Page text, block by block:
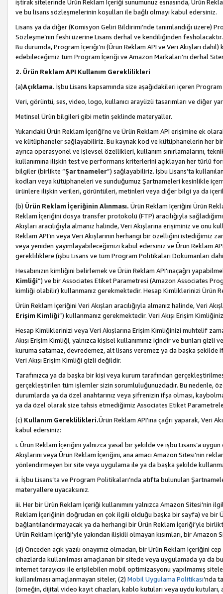
iştirak sitelerinde Ürün Reklam İçeriği sunumunuz esnasında, Ürün
ve bu lisans sözleşmelerinin koşulları ile bağlı olmayı kabul edersiniz.
Lisans ya da diğer (Komisyon Geliri Bildirimi’nde tanımlandığı üzere)
Sözleşme’nin feshi üzerine Lisans derhal ve kendiliğinden
Bu durumda, Program İçeriği’ni (Ürün Reklam API ve Veri Akışları
edebileceğimiz tüm Program İçeriği ve Amazon Markaları’nı derhal
2. Ürün Reklam API Kullanım Gereklilikleri
(a)Açıklama. İşbu Lisans kapsamında size aşağıdakileri içeren
Veri, görüntü, ses, video, logo, kullanıcı arayüzü tasarımları ve diğer
Metinsel Ürün bilgileri gibi metin şeklinde materyaller.
Yukarıdaki Ürün Reklam İçeriği’ne ve Ürün Reklam API erişimine ek
ve kütüphaneler sağlayabiliriz. Bu kaynak kod ve kütüphanelerin her
ayrıca operasyonel ve işlevsel özellikleri, kullanım sınırlamalarını,
kullanımına ilişkin test ve performans kriterlerini açıklayan her türlü
bilgiler (birlikte “Şartnameler”) sağlayabiliriz. İşbu Lisans’ta
kodları veya kütüphaneleri ve sunduğumuz Şartnameleri kesinlikle
ürünlere ilişkin verileri, görüntüleri, metinleri veya diğer bilgi ya da
(b) Ürün Reklam İçeriğinin Alınması. Ürün Reklam İçeriğini Ürün
Reklam İçeriğini dosya transfer protokolü (FTP) aracılığıyla
Akışları aracılığıyla almanız halinde, Veri Akışlarına erişiminiz ve onu
Reklam API’ın veya Veri Akışlarının herhangi bir özelliğini
veya yeniden yayımlayabileceğimizi kabul edersiniz ve Ürün Reklam
gerekliliklere (işbu Lisans ve tüm Program Politikaları Dokümanları
Hesabınızın kimliğini belirlemek ve Ürün Reklam API’ınaçağrı
Kimliği”) ve bir Associates Etiket Parametresi (Amazon Associates
kimliği olabilir) kullanmanız gerekmektedir. Hesap Kimliklerinizi Ürün
Ürün Reklam İçeriğini Veri Akışları aracılığıyla almanız halinde, Veri
Erişim Kimliği”) kullanmanız gerekmektedir. Veri Akışı Erişim
Hesap Kimliklerinizi veya Veri Akışlarına Erişim Kimliğinizi muhtelif
Akışı Erişim Kimliği, yalnızca kişisel kullanımınız içindir ve bunları
kuruma satamaz, devredemez, alt lisans veremez ya da başka şekilde
Veri Akışı Erişim Kimliği gizli değildir.
Tarafınızca ya da başka bir kişi veya kurum tarafından
gerçekleştirilen tüm işlemler sizin sorumluluğunuzdadır. Bu nedenle,
durumlarda ya da özel anahtarınız veya şifrenizin ifşa olması,
ya da özel olarak size tahsis etmediğimiz Associates Etiket
(c) Kullanım Gereklilikleri.Ürün Reklam API’ına çağrı yaparak, Veri
kabul edersiniz:
i. Ürün Reklam İçeriğini yalnızca yasal bir şekilde ve işbu Lisans’a uygun
Akışlarını veya Ürün Reklam İçeriğini, ana amacı Amazon Sitesi’nin
yönlendirmeyen bir site veya uygulama ile ya da başka şekilde
ii. İşbu Lisans’ta ve Program Politikaları’nda atıfta bulunulan
materyallere uyacaksınız.
iii. Her bir Ürün Reklam İçeriği kullanımını yalnızca Amazon
Reklam İçeriğinin doğrudan en çok ilgili olduğu başka bir sayfa) ve bir
bağlantılandırmayacak ya da herhangi bir Ürün Reklam İçeriği’yle
Ürün Reklam İçeriği’yle yakından ilişkili olmayan kısımları, bir Amazon
(d) Önceden açık yazılı onayımız olmadan, bir Ürün Reklam İçeriğini
cihazlarda kullanılması amaçlanan bir sitede veya uygulamada ya da
internet tarayıcısı ile erişilebilen mobil optimizasyonu yapılmamış
kullanılması amaçlanmayan siteler, (2) Mobil Uygulama Politikası’nda
(örneğin, dijital video kayıt cihazları, kablo kutuları veya uydu kutuları,